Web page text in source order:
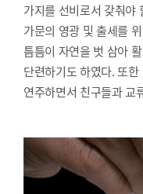
가지를 선비로서 갖춰야
가문의 영광 및 출세를
틈틈이 자연을 벗 삼아
단련하기도 하였다. 또
연주하면서 친구들과 교